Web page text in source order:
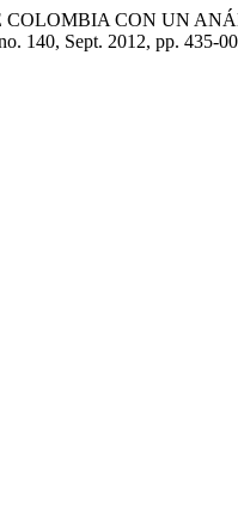
COLOMBIA CON UN
140, Sept. 2012, pp. 435-